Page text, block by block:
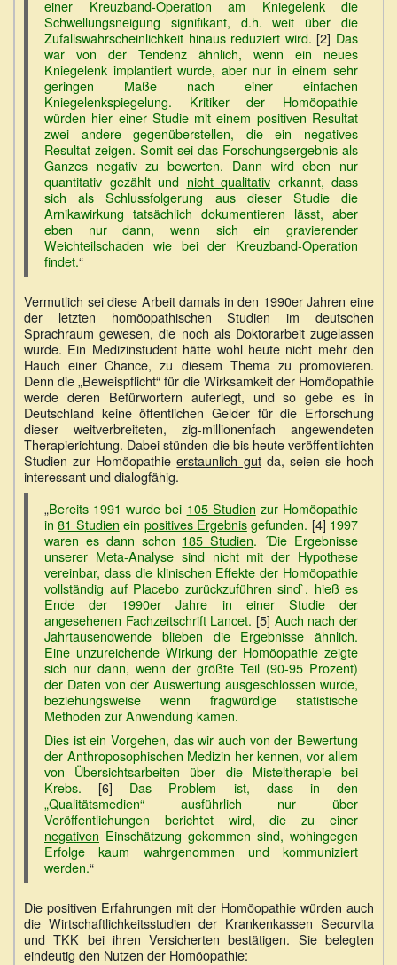
einer Kreuzband-Operation am Kniegelenk die
Schwellungsneigung signifikant, d.h. weit über die
Zufallswahrscheinlichkeit hinaus reduziert wird. [2] Das
war von der Tendenz ähnlich, wenn ein neues
Kniegelenk implantiert wurde, aber nur in einem sehr
geringen Maße nach einer einfachen
Kniegelenkspiegelung. Kritiker der Homöopathie
würden hier einer Studie mit einem positiven Resultat
zwei andere gegenüberstellen, die ein negatives
Resultat zeigen. Somit sei das Forschungsergebnis als
Ganzes negativ zu bewerten. Dann wird eben nur
quantitativ gezählt und nicht qualitativ erkannt, dass
sich als Schlussfolgerung aus dieser Studie die
Arnikawirkung tatsächlich dokumentieren lässt, aber
eben nur dann, wenn sich ein gravierender
Weichteilschaden wie bei der Kreuzband-Operation
findet.“
Vermutlich sei diese Arbeit damals in den 1990er Jahren eine
der letzten homöopathischen Studien im deutschen
Sprachraum gewesen, die noch als Doktorarbeit zugelassen
wurde. Ein Medizinstudent hätte wohl heute nicht mehr den
Hauch einer Chance, zu diesem Thema zu promovieren.
Denn die „Beweispflicht“ für die Wirksamkeit der Homöopathie
werde deren Befürwortern auferlegt, und so gebe es in
Deutschland keine öffentlichen Gelder für die Erforschung
dieser weitverbreiteten, zig-millionenfach angewendeten
Therapierichtung. Dabei stünden die bis heute veröffentlichten
Studien zur Homöopathieerstaunlich gutda, seien sie hoch
interessant und dialogfähig.
„Bereits 1991 wurde bei 105 Studien zur Homöopathie
in81 Studien ein positives Ergebnisgefunden. [4] 1997
waren es dann schon 185 Studien. ´Die Ergebnisse
unserer Meta-Analyse sind nicht mit der Hypothese
vereinbar, dass die klinischen Effekte der Homöopathie
vollständig auf Placebo zurückzuführen sind`, hieß es
Ende der 1990er Jahre in einer Studie der
angesehenen Fachzeitschrift Lancet. [5] Auch nach der
Jahrtausendwende blieben die Ergebnisse ähnlich.
Eine unzureichende Wirkung der Homöopathie zeigte
sich nur dann, wenn der größte Teil (90-95 Prozent)
der Daten von der Auswertung ausgeschlossen wurde,
beziehungsweise wenn fragwürdige statistische
Methoden zur Anwendung kamen.
Dies ist ein Vorgehen, das wir auch von der Bewertung
der Anthroposophischen Medizin her kennen, vor allem
von Übersichtsarbeiten über die Misteltherapie bei
Krebs. [6] Das Problem ist, dass in den
„Qualitätsmedien“ ausführlich nur über
Veröffentlichungen berichtet wird, die zu einer
negativen Einschätzung gekommen sind, wohingegen
Erfolge kaum wahrgenommen und kommuniziert
werden.“
Die positiven Erfahrungen mit der Homöopathie würden auch
die Wirtschaftlichkeitsstudien der Krankenkassen Securvita
und TKK bei ihren Versicherten bestätigen. Sie belegten
eindeutig den Nutzen der Homöopathie: